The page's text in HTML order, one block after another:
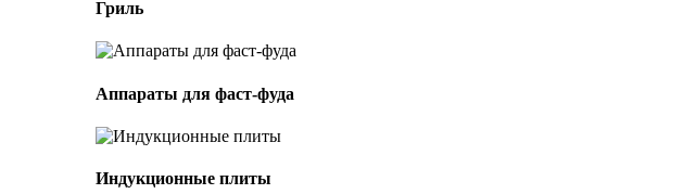
Гриль
Аппараты для фаст-фуда
Индукционные плиты